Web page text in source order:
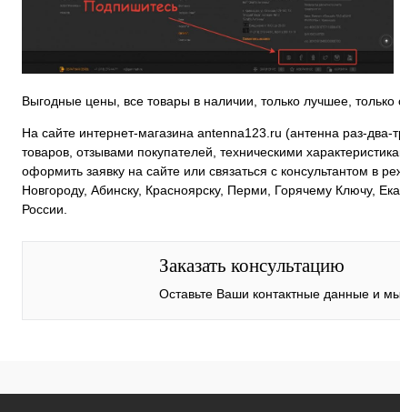
Выгодные цены, все товары в наличии, только лучшее, только
На сайте интернет-магазина antenna123.ru (антенна раз-
товаров, отзывами покупателей, техническими
оформить заявку на сайте или связаться с консультантом
Новгороду, Абинску, Красноярску, Перми, Горячему Ключу,
России.
Заказать консультацию
Оставьте Ваши контактные данные и